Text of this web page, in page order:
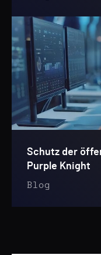
Schutz der
Purple Knight
Blog